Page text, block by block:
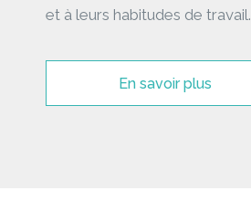
et à leurs habitudes de travail.
En savoir plus